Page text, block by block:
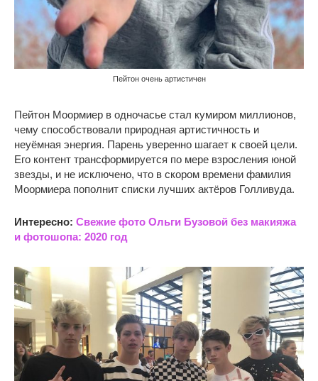
Пейтон очень артистичен
Пейтон Моормиер в одночасье стал кумиром миллионов,
чему способствовали природная артистичность и
неуёмная энергия. Парень уверенно шагает к своей цели.
Его контент трансформируется по мере взросления юной
звезды, и не исключено, что в скором времени фамилия
Моормиера пополнит списки лучших актёров Голливуда.
Интересно: Свежие фото Ольги Бузовой без макияжа
и фотошопа: 2020 год